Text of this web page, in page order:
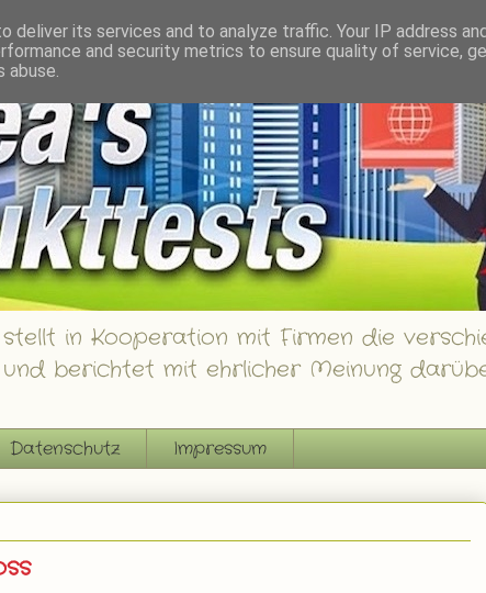
in Kooperation mit Firmen die
berichtet mit ehrlicher Meinung
Datenschutz Impressum
deliver its services and to analyze traffic. Your IP address
and security metrics to ensure quality of service,
abuse.